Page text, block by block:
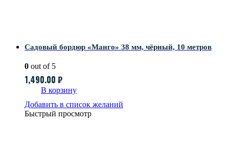
Садовый бордюр «Манго» 38 мм, чёрный, 10 метров
0 out of 5
1,490.00 ₽
В корзину
Добавить в список желаний
Быстрый просмотр